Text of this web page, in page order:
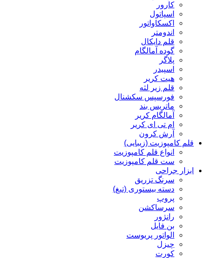
کارور
اسپاتول
اکسکاواتور
اندومتر
قلم دایکال
گوده آمالگام
پلاگر
اسپیدر
هیت کریر
قلم زیر لثه
فورسپس سکشنال
ماتریس بند
آمالگام کریر
ام تی ای کریر
آرش کرون
قلم کامپوزیت (زیبایی)
انواع قلم کامپوزیت
ست قلم کامپوزیت
ابزار جراحی
سرنگ تزریق
دسته بیستوری (تیغ)
پروپ
سرساکشن
رانژور
بن فایل
الواتور پریوست
چیزل
کورت